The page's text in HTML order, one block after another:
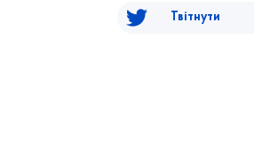
Твітнути